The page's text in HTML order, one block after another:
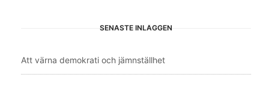
SENASTE INLÄGGEN
Att värna demokrati och jämnställhet